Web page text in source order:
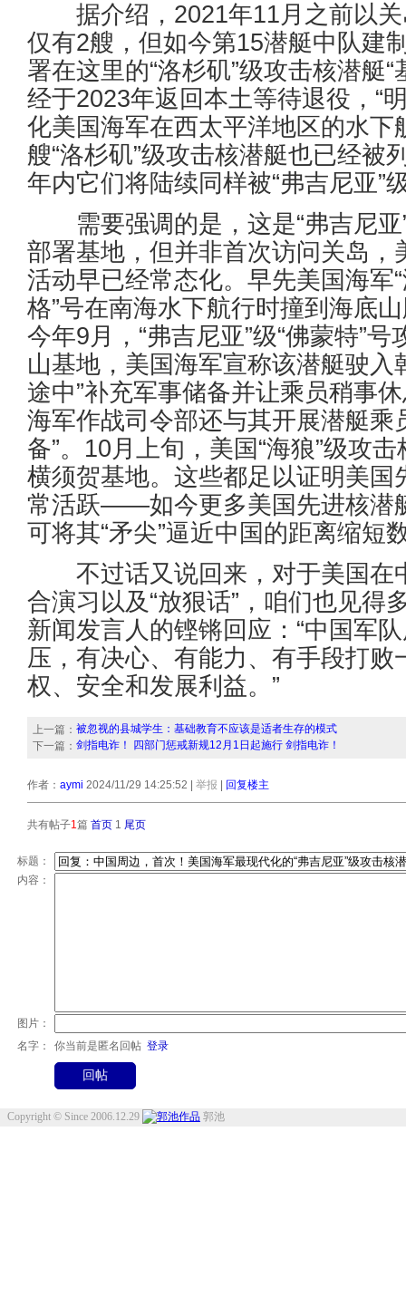
据介绍，2021年11月之前以关
仅有2艘，但如今第15潜艇中队建
署在这里的“洛杉矶”级攻击核潜艇
经于2023年返回本土等待退役，“
化美国海军在西太平洋地区的水下
艘“洛杉矶”级攻击核潜艇也已经被
年内它们将陆续同样被“弗吉尼亚”
需要强调的是，这是“弗吉尼亚
部署基地，但并非首次访问关岛
活动早已经常态化。早先美国海军
格”号在南海水下航行时撞到海底
今年9月，“弗吉尼亚”级“佛蒙特”
山基地，美国海军宣称该潜艇驶入
途中”补充军事储备并让乘员稍事
海军作战司令部还与其开展潜艇乘
备”。10月上旬，美国“海狼”级攻
横须贺基地。这些都足以证明美
常活跃——如今更多美国先进核潜
可将其“矛尖”逼近中国的距离缩短
不过话又说回来，对于美国在
合演习以及“放狠话”，咱们也见
新闻发言人的铿锵回应：“中国军
压，有决心、有能力、有手段打
权、安全和发展利益。”
上一篇： 被忽视的县城学生：基础教育不应该是适者生存的模式
下一篇： 剑指电诈！ 四部门惩戒新规12月1日起施行 剑指电诈！
作者： aymi 2024/11/29 14:25:52 举报 回复楼主
共有帖子1篇 首页 1 尾页
标题：
内容：
图片：
名字：
你当前是匿名回帖 登录
Copyright © Since 2006.12.29 郭池